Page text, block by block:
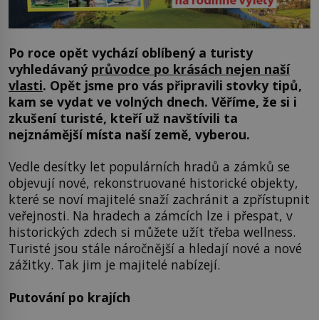
Po roce opět vychází oblíbený a turisty
vyhledávaný průvodce po krásách nejen naší
vlasti. Opět jsme pro vás připravili stovky tipů,
kam se vydat ve volných dnech. Věříme, že si i
zkušení turisté, kteří už navštívili ta
nejznámější místa naší země, vyberou.
Vedle desítky let populárních hradů a zámků se
objevují nové, rekonstruované historické objekty,
které se noví majitelé snaží zachránit a zpřístupnit
veřejnosti. Na hradech a zámcích lze i přespat, v
historických zdech si můžete užít třeba wellness.
Turisté jsou stále náročnější a hledají nové a nové
zážitky. Tak jim je majitelé nabízejí.
Putování po krajích